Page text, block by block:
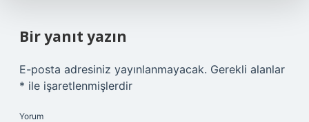
Bir yanıt yazın
E-posta adresiniz yayınlanmayacak. Gerekli alanlar
* ile işaretlenmişlerdir
Yorum